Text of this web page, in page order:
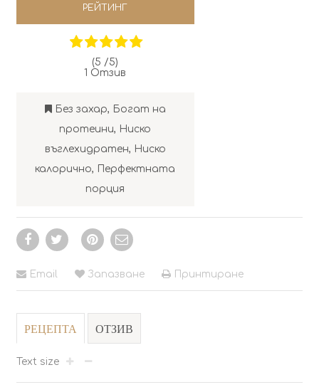
РЕЙТИНГ
(5 /5)
1 Отзив
Без захар, Богат на
протеини, Ниско
въглехидратен, Ниско
калорично,
Перфектната
порция
Email Запазване Принтиране
РЕЦЕПТА ОТЗИВ
Text size